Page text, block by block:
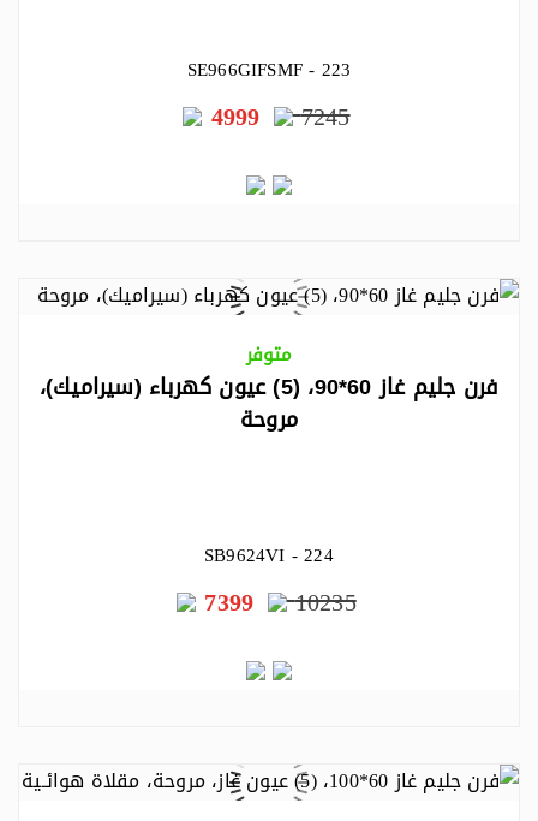
SE966GIFSMF - 223
7245
4999
متوفر
فرن جليم غاز 60*90، (5) عيون كهرباء (سيراميك)،
مروحة
SB9624VI - 224
10235
7399